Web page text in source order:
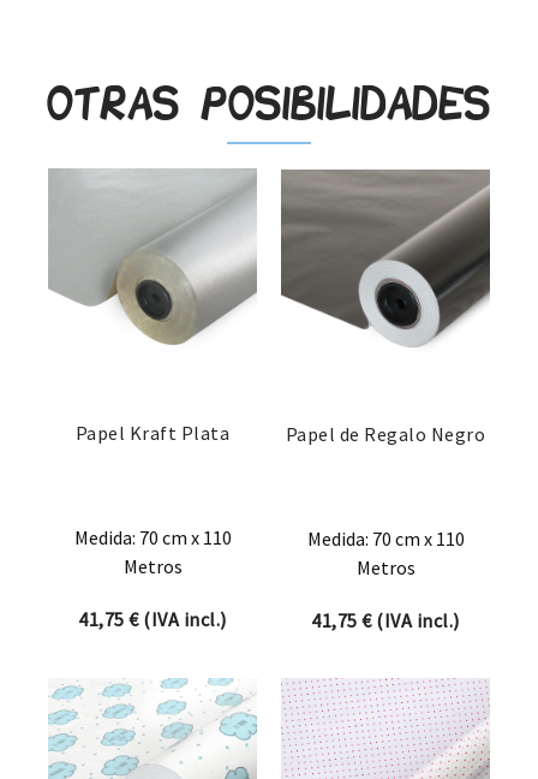
Otras posibilidades
Papel Kraft Plata
Medida: 70 cm x 110
Metros
41,75€(IVA incl.)
Papel de Regalo Negro
Medida: 70 cm x 110
Metros
41,75€(IVA incl.)